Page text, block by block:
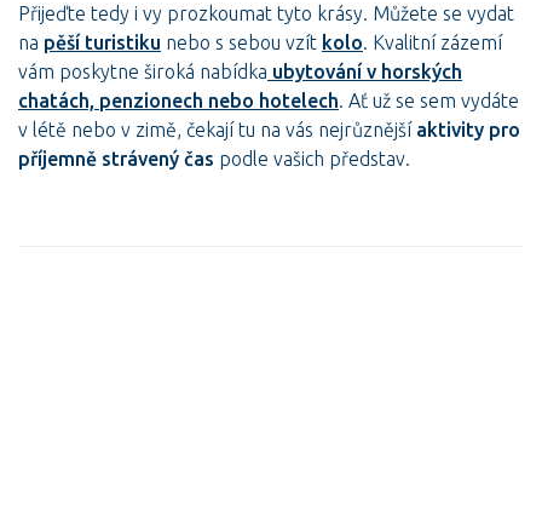
Přijeďte tedy i vy prozkoumat tyto krásy. Můžete se vydat
na pěší turistiku nebo s sebou vzít kolo. Kvalitní zázemí
vám poskytne široká nabídka ubytování v horských
chatách, penzionech nebo hotelech. Ať už se sem vydáte
v létě nebo v zimě, čekají tu na vás nejrůznějšíaktivity pro
příjemně strávený čas podle vašich představ.